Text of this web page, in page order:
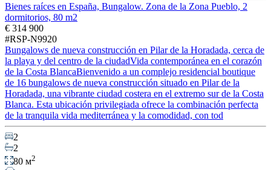
Bienes raíces en España, Bungalow. Zona de la Zona Pueblo, 2
dormitorios, 80 m2
€ 314 900
#RSP-N9920
Bungalows de nueva construcción en Pilar de la Horadada, cerca de
la playa y del centro de la ciudadVida contemporánea en el corazón
de la Costa BlancaBienvenido a un complejo residencial boutique
de 16 bungalows de nueva construcción situado en Pilar de la
Horadada, una vibrante ciudad costera en el extremo sur de la Costa
Blanca. Esta ubicación privilegiada ofrece la combinación perfecta
de la tranquila vida mediterránea y la comodidad, con tod
2
2
80 м2